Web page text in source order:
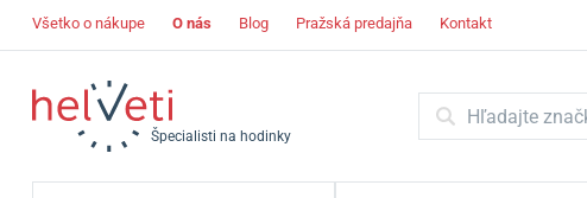
Všetko o nákupe O nás Blog Pražská predajňa Kontakt
Špecialisti na hodinky